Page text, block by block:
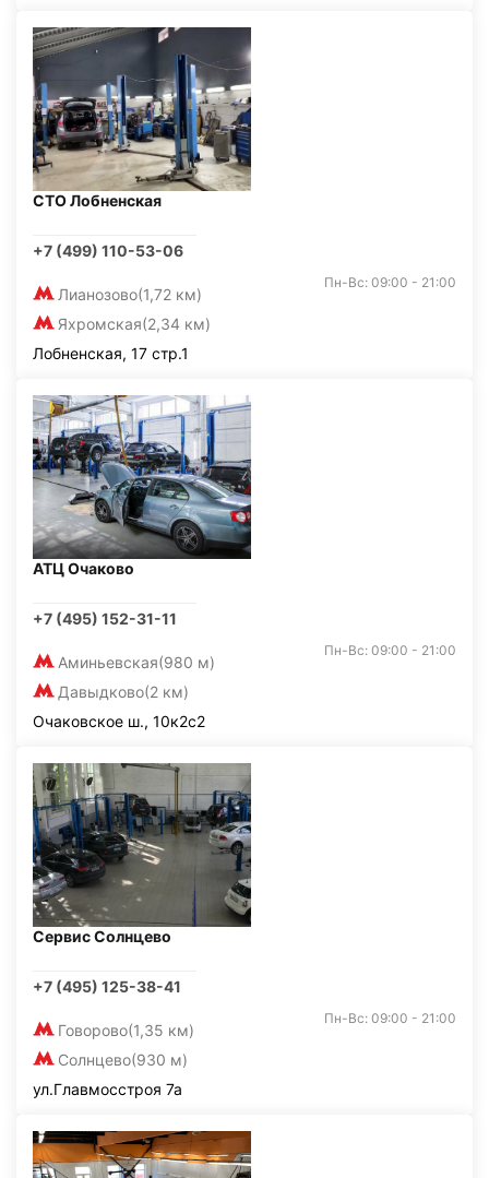
СТО Лобненская
+7 (499) 110-53-06
Лианозово(1,72 км)
Яхромская(2,34 км)
Пн-Вс: 09:00 - 21:00
Лобненская, 17 стр.1
АТЦ Очаково
+7 (495) 152-31-11
Аминьевская(980 м)
Давыдково(2 км)
Пн-Вс: 09:00 - 21:00
Очаковское ш., 10к2с2
Сервис Солнцево
+7 (495) 125-38-41
Говорово(1,35 км)
Солнцево(930 м)
Пн-Вс: 09:00 - 21:00
ул.Главмосстроя 7а